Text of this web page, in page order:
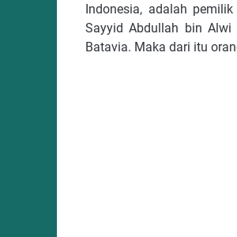
Indonesia, adalah
Sayyid Abdullah bin Alwi
Batavia. Maka dari itu